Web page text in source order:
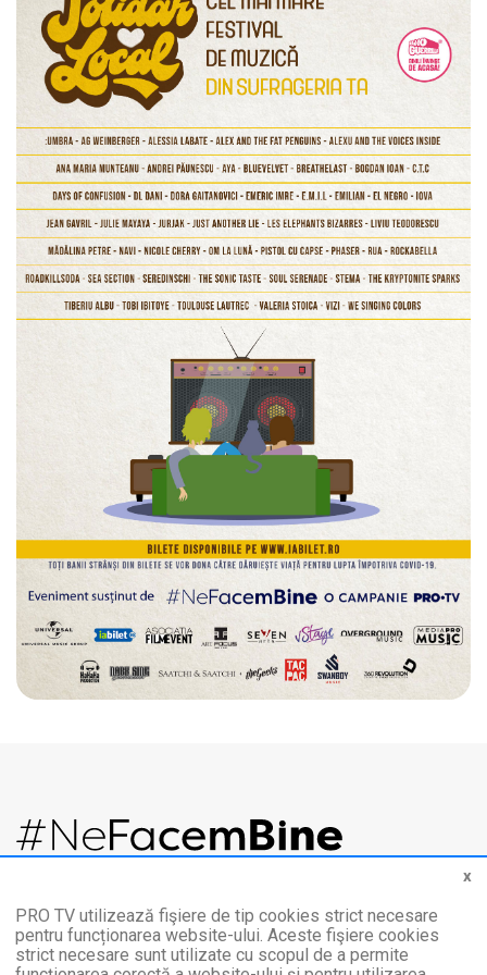
x
PRO TV utilizează fişiere de tip cookies strict necesare
pentru funcționarea website-ului. Aceste fişiere cookies
strict necesare sunt utilizate cu scopul de a permite
Un eveniment LIVE susținut de PRO TV și SolidarLocal.ro
Chiar dacă nu ne vedem, e important să știm că suntem împreună.